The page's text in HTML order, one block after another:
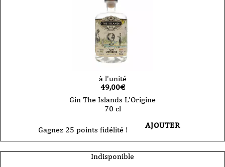
à l'unité
49,00€
Gin The Islands L'Origine
70 cl
Gagnez 25 points fidélité ! AJOUTER
Indisponible